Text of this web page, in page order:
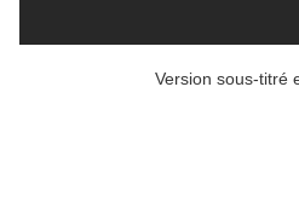
Version sous-titré